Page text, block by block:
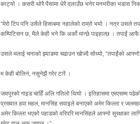
काट्यो । कसरी थोरै पैसामा धेरै दलाउँछ भनेर मनभरीका भडास
“मेरो टिप पनि उसैले हिसाबमा नहालेको राम्रो भयो । नत्र उसले
कम्पिटिसन छ, मैले केही भने कि अर्को मान्छे पाइहाल्छ । तपाईं आफै
उसले मलाई चनाको झ्याङमा चढाउन खोज्दै सोध्यो, “तपाईंको आफ्नो
म केही बोलिनं, नसुनेझैं गरेर टारें ।
जयपुरको गाइड चाहिँ अलि गतिलो थियो । इतिहासमा एमएसम्म
प्रख्यात हवा महल, मानसिंह सवाइले बनाएको अमेर किल्ला र
अमेर किल्ला भएको पहाडको वरिपरि मानसिंहले आफ्नो सुरक्षाका